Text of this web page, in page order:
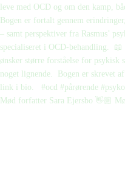
Mød forfatter Sara Ejersbo 👋🏼